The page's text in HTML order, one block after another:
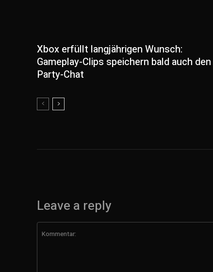
Xbox erfüllt langjährigen Wunsch:
Gameplay-Clips speichern bald auch den
Party-Chat
Leave a reply